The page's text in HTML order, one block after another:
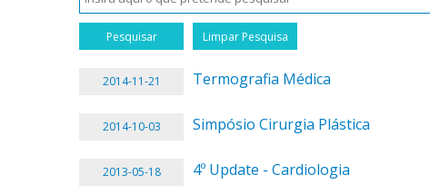
2014-11-21 Termografia Médica
2014-10-03 Simpósio Cirurgia Plástica
2013-05-18 4º Update - Cardiologia